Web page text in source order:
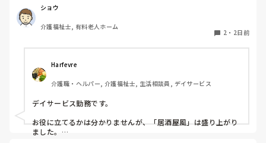
のくらいの頻度で行っているのか参考にさせていただきたく
質問いたしました。
うちの施設では現在、以下のような取り組みを行っていま
毎月：「カフェ」と称して少し豪華なおやつとコーヒー・緑
茶等の提供、カレンダー作り
隔月： ランチのテイクアウトイベント
その他： 季節ごとの定期的な行事(運動会や七夕など)
ショウ
介護福祉士, 有料老人ホーム
2 ・ 2日前
Harfevre
介護職・ヘルパー, 介護福祉士, 生活相談員, デイサービス
デイサービス勤務です。
お役に立てるかは分かりませんが、「居酒屋風」は盛り上がり
ました。